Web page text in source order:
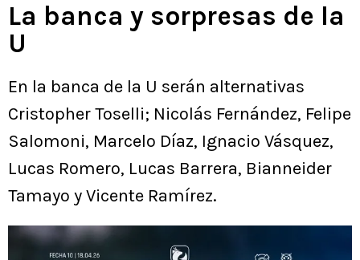
La banca y sorpresas de la
U
En la banca de la U serán alternativas
Cristopher Toselli; Nicolás Fernández, Felipe
Salomoni, Marcelo Díaz, Ignacio Vásquez,
Lucas Romero, Lucas Barrera, Bianneider
Tamayo y Vicente Ramírez.